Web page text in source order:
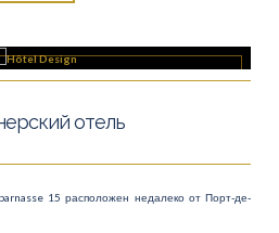
отель
15 расположен недалеко от Порт-де-